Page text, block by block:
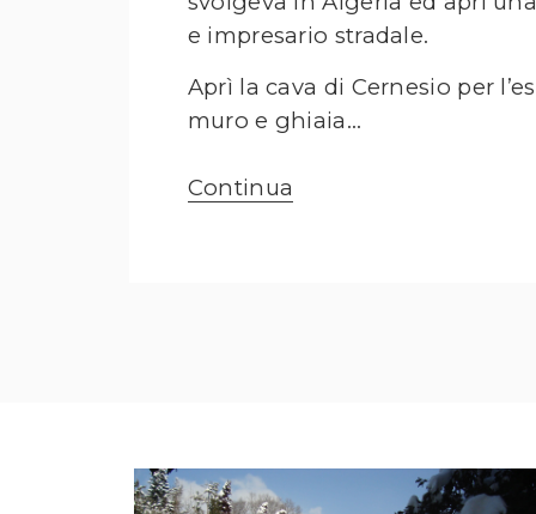
e impresario stradale.
Aprì la cava di Cernesio per
muro e ghiaia...
Continua